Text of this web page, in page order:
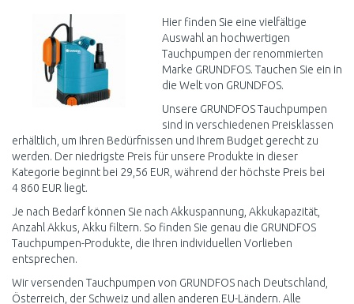
Vergleichen
Hier finden Sie eine vielfältige
Auswahl an hochwertigen
Tauchpumpen der renommierten
Marke GRUNDFOS. Tauchen Sie ein in
die Welt von GRUNDFOS.
Unsere GRUNDFOS Tauchpumpen
sind in verschiedenen Preisklassen
erhältlich, um Ihren Bedürfnissen und Ihrem Budget gerecht zu
werden. Der niedrigste Preis für unsere Produkte in dieser
Kategorie beginnt bei 29,56 EUR, während der höchste Preis bei
4 860 EUR liegt.
Je nach Bedarf können Sie nach Akkuspannung, Akkukapazität,
Anzahl Akkus, Akku filtern. So finden Sie genau die GRUNDFOS
Tauchpumpen-Produkte, die Ihren individuellen Vorlieben
entsprechen.
Wir versenden Tauchpumpen von GRUNDFOS nach Deutschland,
Österreich, der Schweiz und allen anderen EU-Ländern. Alle